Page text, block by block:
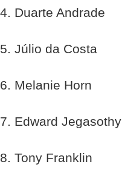
4. Duarte Andrade
5. Júlio da Costa
6. Melanie Horn
7. Edward Jegasothy
8. Tony Franklin